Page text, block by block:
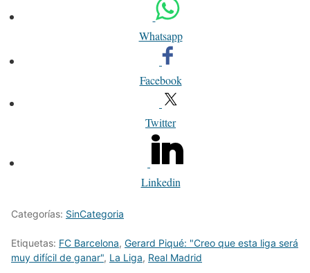
Whatsapp
Facebook
Twitter
Linkedin
Categorías: SinCategoria
Etiquetas: FC Barcelona, Gerard Piqué: "Creo que esta liga será
muy difícil de ganar", La Liga, Real Madrid